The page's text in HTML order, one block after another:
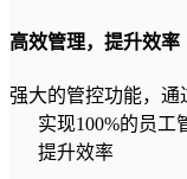
高效管理，提升效率
强大的管控功能，通
实现100%的员工
提升效率